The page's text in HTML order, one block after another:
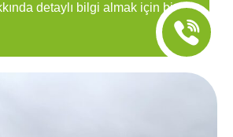
detaylı bilgi almak için bize